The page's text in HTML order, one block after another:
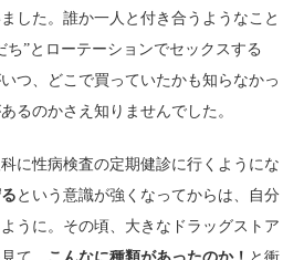
した。誰か一人と付き合うようなこと
ち”とローテーションでセックスする
つ、どこで買っていたかも知らなかっ
るのかさえ知りませんでした。
に性病検査の定期健診に行くようにな
という意識が強くなってからは、自分
うに。その頃、大きなドラッグストア